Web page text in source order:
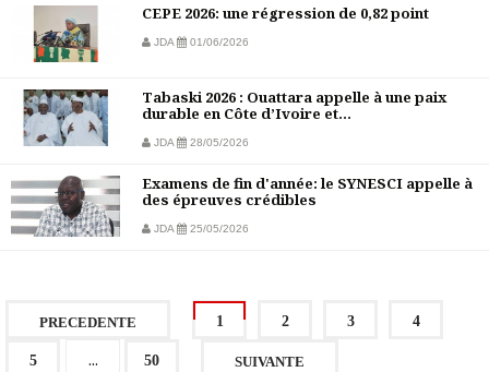
CEPE 2026: une régression de 0,82 point
JDA 01/06/2026
Tabaski 2026 : Ouattara appelle à une paix
durable en Côte d’Ivoire et...
JDA 28/05/2026
Examens de fin d'année: le SYNESCI appelle à
des épreuves crédibles
JDA 25/05/2026
PRECEDENTE 1 2 3 4
5 ... 50 SUIVANTE